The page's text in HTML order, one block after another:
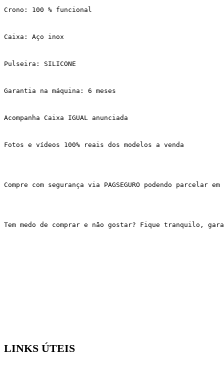
Crono: 100 % funcional
Caixa: Aço inox
Pulseira: SILICONE
Garantia na máquina: 6 meses
Acompanha Caixa IGUAL anunciada
Fotos e vídeos 100% reais dos modelos a venda
Compre com segurança via PAGSEGURO podendo
Tem medo de comprar e não gostar? Fique tranquilo,
LINKS ÚTEIS